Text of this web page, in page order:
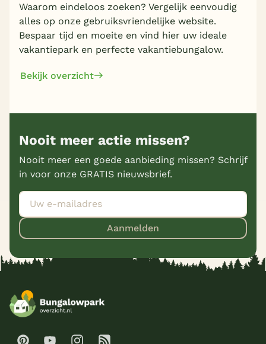
Waarom eindeloos zoeken? Vergelijk eenvoudig
alles op onze gebruiksvriendelijke website.
Bespaar tijd en moeite en vind hier uw ideale
vakantiepark en perfecte vakantiebungalow.
Bekijk overzicht
Nooit meer actie missen?
Nooit meer een goede aanbieding missen? Schrijf
in voor onze GRATIS nieuwsbrief.
Aanmelden